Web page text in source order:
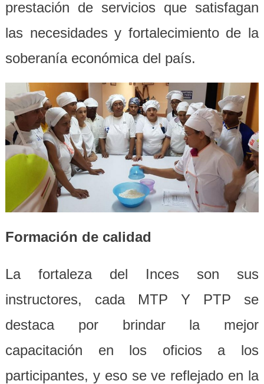
prestación de servicios que satisfagan
las necesidades y fortalecimiento de la
soberanía económica del país.
Formación de calidad
La fortaleza del Inces son sus
instructores, cada MTP Y PTP se
destaca por brindar la mejor
capacitación en los oficios a los
participantes, y eso se ve reflejado en la